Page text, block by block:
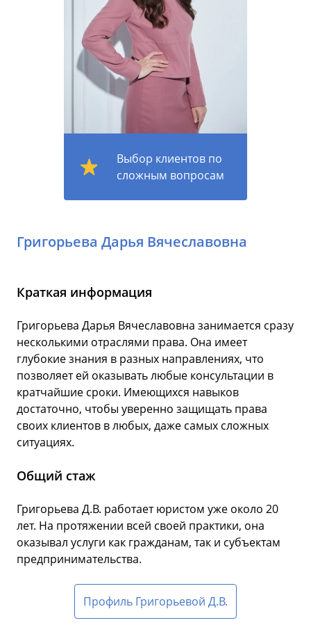
Выбор клиентов по
сложным вопросам
Григорьева Дарья Вячеславовна
Краткая информация
Григорьева Дарья Вячеславовна занимается сразу
несколькими отраслями права. Она имеет
глубокие знания в разных направлениях, что
позволяет ей оказывать любые консультации в
кратчайшие сроки. Имеющихся навыков
достаточно, чтобы уверенно защищать права
своих клиентов в любых, даже самых сложных
ситуациях.
Общий стаж
Григорьева Д.В. работает юристом уже около 20
лет. На протяжении всей своей практики, она
оказывал услуги как гражданам, так и субъектам
предпринимательства.
Профиль Григорьевой Д.В.